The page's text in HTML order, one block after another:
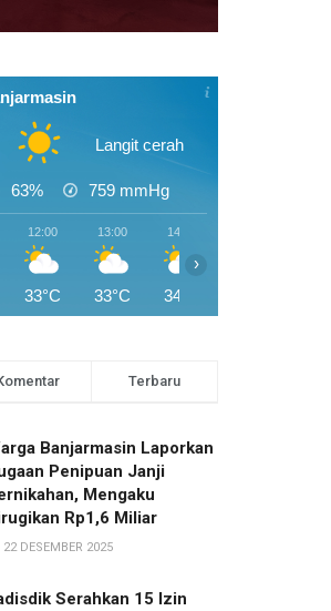
Langit cerah
63% 759 mmHg
12:00
33°C
13:00
33°C
14:00
34°C
›
Terbaru
Banjarmasin Laporkan
Penipuan Janji
Mengaku
Rp1,6 Miliar
22 DESEMBER 2025
Serahkan 15 Izin